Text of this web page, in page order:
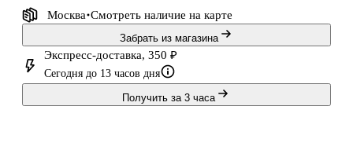
Москва Смотреть наличие на карте
Забрать из магазина
Экспресс-доставка, 350 ₽
Сегодня до 13 часов дня
Получить за 3 часа